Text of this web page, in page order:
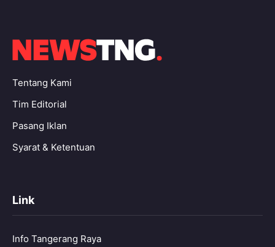
Tentang Kami
Tim Editorial
Pasang Iklan
Syarat & Ketentuan
Link
Info Tangerang Raya